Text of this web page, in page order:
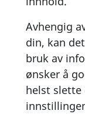
Avhengig
din, kan
bruk av
ønsker å
helst slette